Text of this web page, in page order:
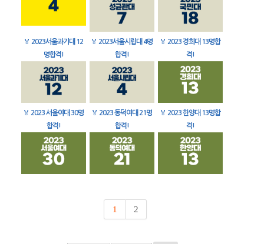
🏅 2023서울과기대 12
명합격!
🏅 2023서울시립대 4명
합격!
🏅 2023 경희대 13명합
격!
🏅 2023 서울여대 30명
합격!
🏅 2023 동덕여대 21명
합격!
🏅 2023 한양대 13명합
격!
1 2